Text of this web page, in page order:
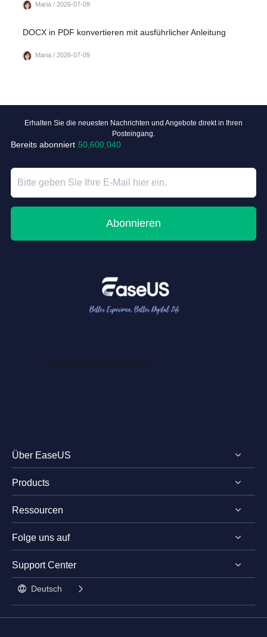
Maria / 2026-07-09
DOCX in PDF konvertieren mit ausführlicher Anleitung
Maria / 2026-07-09
Erhalten Sie die neuesten Nachrichten und Angebote direkt in Ihren
Posteingang.
Bereits abonniert 50,600,040
Abonnieren
Über EaseUS
Impressum
Review & Auszeichnungen
Lizenz
Stundentenrabatt
Products
EaseUS PDF Editor
EaseUS PDF Converter
EaseUS AI ChatPDF
Ressourcen
PDF bearbeiten
Folge uns auf
  
Support Center
 Deutsch 